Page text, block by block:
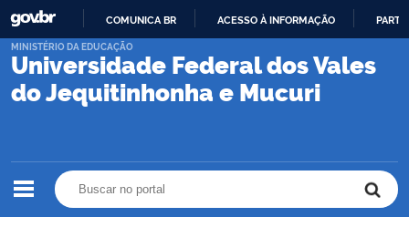
PARA
CONTEÚDO
COMUNICA BR ACESSO À INFORMAÇÃO
Universidade Federal dos Vales
do Jequitinhonha e Mucuri
MINISTÉRIO DA EDUCAÇÃO